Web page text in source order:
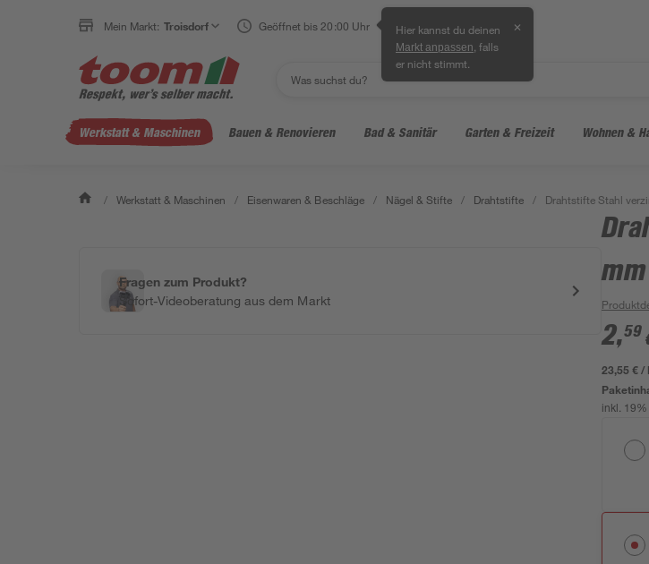
Mein Markt: Troisdorf Geöffnet bis 20:00 Uhr Hier kannst du deinen
Markt anpassen , falls
er nicht stimmt.
✕
Werkstatt & Maschinen Bauen & Renovieren Bad & Sanitär Garten & Freizeit Wohnen &
/ Werkstatt & Maschinen / Eisenwaren & Beschläge / Nägel & Stifte / Drahtstifte / Drahtstifte Stahl
Fragen zum Produkt?
Sofort-Videoberatung aus dem Markt
2,59
23,55 € /
inkl. 19%